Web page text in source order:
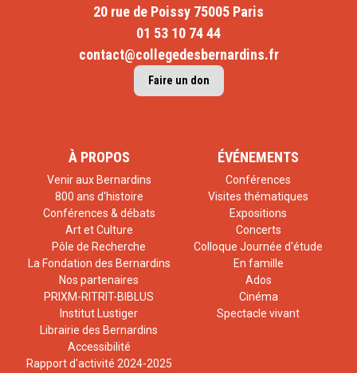
20 rue de Poissy 75005 Paris
01 53 10 74 44
contact@collegedesbernardins.fr
Faire un don
À PROPOS
Venir aux Bernardins
800 ans d'histoire
Conférences & débats
Art et Culture
Pôle de Recherche
La Fondation des Bernardins
Nos partenaires
PRIXM-RITRIT-BIBLUS
Institut Lustiger
Librairie des Bernardins
Accessibilité
Rapport d'activité 2024-2025
ÉVÉNEMENTS
Conférences
Visites thématiques
Expositions
Concerts
Colloque Journée d'étude
En famille
Ados
Cinéma
Spectacle vivant